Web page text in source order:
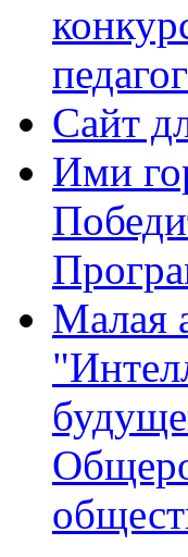
Сайт
Ими
Малая